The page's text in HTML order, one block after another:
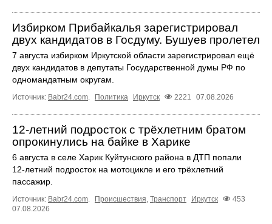
Избирком Прибайкалья зарегистрировал
двух кандидатов в Госдуму. Бушуев пролетел
7 августа избирком Иркутской области зарегистрировал ещё
двух кандидатов в депутаты Государственной думы РФ по
одномандатным округам.
Источник: Babr24.com. Политика Иркутск 2221 07.08.2026
12‑летний подросток с трёхлетним братом
опрокинулись на байке в Харике
6 августа в селе Харик Куйтунского района в ДТП попали
12‑летний подросток на мотоцикле и его трёхлетний
пассажир.
Источник: Babr24.com. Происшествия, Транспорт Иркутск
453
07.08.2026